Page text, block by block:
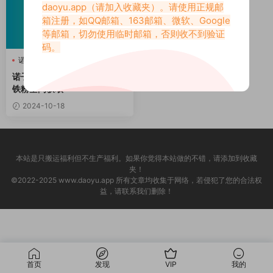
诺子酱
诺子酱铁粉空间
诺子酱weme圈资源，诺子酱
铁粉空间获取
2024-10-18
本站是只搬运福利但不生产福利。如果你觉得本站做的不错，请添加到收藏
夹！
©2022-2025 www.daoyu.app 所有文章均收集于网络，若侵犯了您的合法权
益，请联系我们删除！
首页 发现 VIP 我的
daoyu.app （请加入收藏夹）。请使用正规邮
箱注册，如QQ邮箱、163邮箱、微软、Google
等邮箱，切勿使用临时邮箱，否则收不到验证
码。